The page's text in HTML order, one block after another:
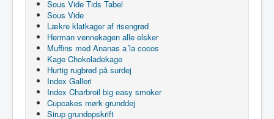
Sous Vide Tids Tabel
Sous Vide
Lækre klatkager af risengrød
Herman vennekagen alle elsker
Muffins med Ananas a´la cocos
Kage Chokoladekage
Hurtig rugbrød på surdej
Index Galleri
Index Charbroil big easy smoker
Cupcakes mørk grunddej
Sirup grundopskrift